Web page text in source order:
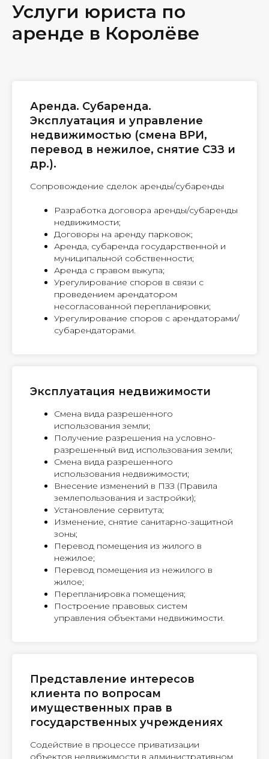
Услуги юриста по
аренде в Королёве
Аренда. Субаренда.
Эксплуатация и управление
недвижимостью (смена ВРИ,
перевод в нежилое, снятие СЗЗ и
др.).
Сопровождение сделок аренды/субаренды
Разработка договора аренды/субаренды
недвижимости;
Договоры на аренду парковок;
Аренда, субаренда государственной и
муниципальной собственности;
Аренда с правом выкупа;
Урегулирование споров в связи с
проведением арендатором
несогласованной перепланировки;
Урегулирование споров с арендаторами/
субарендаторами.
Эксплуатация недвижимости
Смена вида разрешенного
использования земли;
Получение разрешения на условно-
разрешенный вид использования земли;
Смена вида разрешенного
использования недвижимости;
Внесение изменений в ПЗЗ (Правила
землепользования и застройки);
Установление сервитута;
Изменение, снятие санитарно-защитной
зоны;
Перевод помещения из жилого в
нежилое;
Перевод помещения из нежилого в
жилое;
Перепланировка помещения;
Построение правовых систем
управления объектами недвижимости.
Представление интересов
клиента по вопросам
имущественных прав в
государственных учреждениях
Содействие в процессе приватизации
объектов недвижимости в административном